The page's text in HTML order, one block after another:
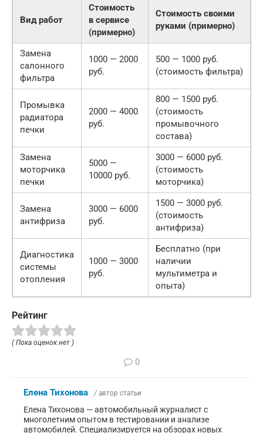
Вид работ
Стоимость
в сервисе
(примерно)
Стоимость своими
руками (примерно)
Замена
салонного
фильтра
1000 — 2000
руб.
500 — 1000 руб.
(стоимость фильтра)
Промывка
радиатора
печки
2000 — 4000
руб.
800 — 1500 руб.
(стоимость
промывочного
состава)
Замена
моторчика
печки
5000 —
10000 руб.
3000 — 6000 руб.
(стоимость
моторчика)
Замена
антифриза
3000 — 6000
руб.
1500 — 3000 руб.
(стоимость
антифриза)
Диагностика
системы
отопления
1000 — 3000
руб.
Бесплатно (при
наличии
мультиметра и
опыта)
Рейтинг
( Пока оценок нет )
0
Елена Тихонова / автор статьи
Елена Тихонова — автомобильный журналист с
многолетним опытом в тестировании и анализе
автомобилей. Специализируется на обзорах новых